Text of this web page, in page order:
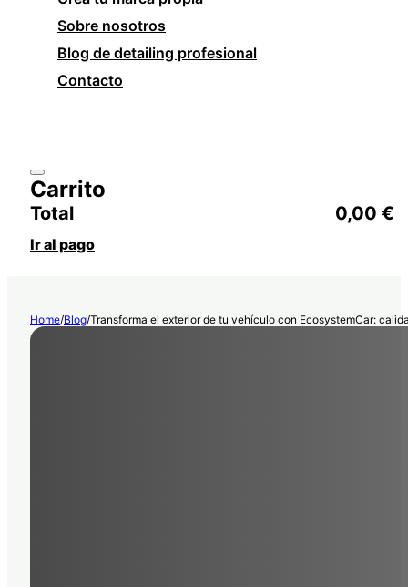
Sobre nosotros
Blog de detailing profesional
Contacto
Carrito
Total 0,00 €
Ir al pago
Home/Blog/Transforma el exterior de tu vehículo con EcosystemCar: